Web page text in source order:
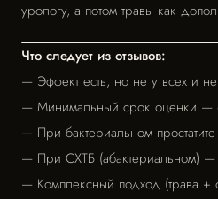
урологу, а потом травы как
Что следует из отзывов:
— Эффект есть, но не у всех и
— Минимальный срок оценки —
— При бактериальном
— При СХТБ (абактериальном) —
— Комплексный подход (трава +